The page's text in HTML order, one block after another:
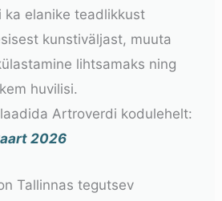
ka elanike teadlikkust
kunstiväljast, muuta
lihtsamaks ning
huvilisi.
Artroverdi kodulehelt:
2026
Tallinnas tegutsev